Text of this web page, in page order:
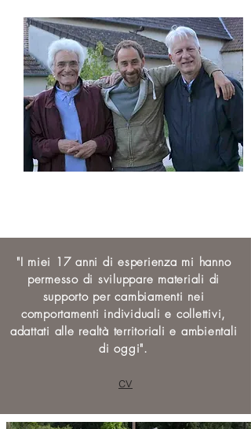
"I miei 17 anni di esperienza mi hanno
permesso di sviluppare materiali di
supporto per cambiamenti nei
comportamenti individuali e collettivi,
adattati alle realtà territoriali e ambientali
di oggi".
cv